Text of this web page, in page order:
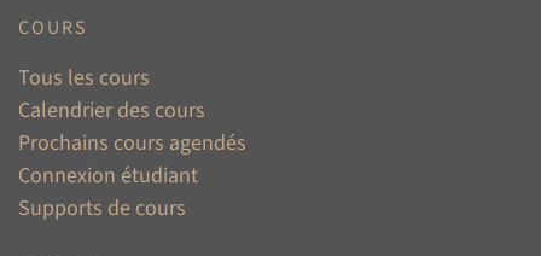
COURS
Tous les cours
Calendrier des cours
Prochains cours agendés
Connexion étudiant
Supports de cours